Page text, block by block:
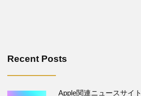
Recent Posts
Apple関連ニュースサイト